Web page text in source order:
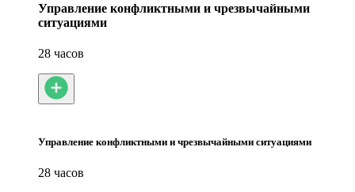
Управление конфликтными и чрезвычайными
ситуациями
28 часов
Управление конфликтными и чрезвычайными ситуациями
28 часов